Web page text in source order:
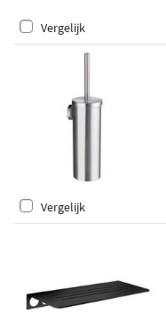
Vergelijk
Vergelijk